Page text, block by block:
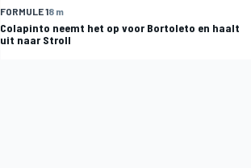
FORMULE 18 m
Colapinto neemt het op voor Bortoleto en haalt
uit naar Stroll